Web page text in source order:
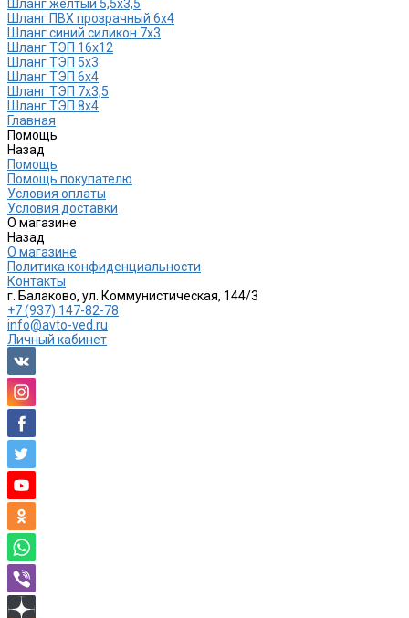
Шланг желтый 5,5х3,5
Шланг ПВХ прозрачный 6х4
Шланг синий силикон 7х3
Шланг ТЭП 16х12
Шланг ТЭП 5х3
Шланг ТЭП 6х4
Шланг ТЭП 7х3,5
Шланг ТЭП 8х4
Главная
Помощь
Назад
Помощь
Помощь покупателю
Условия оплаты
Условия доставки
О магазине
Назад
О магазине
Политика конфиденциальности
Контакты
г. Балаково, ул. Коммунистическая, 144/3
+7 (937) 147-82-78
info@avto-ved.ru
Личный кабинет